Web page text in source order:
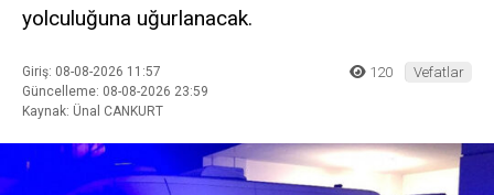
yolculuğuna uğurlanacak.
Giriş: 08-08-2026 11:57
Güncelleme: 08-08-2026 23:59
Kaynak: Ünal CANKURT
120 Vefatlar